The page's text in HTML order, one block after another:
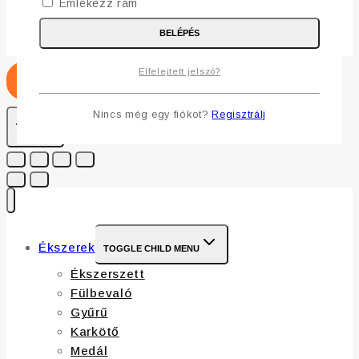
Emlékezz rám
BELÉPÉS
Elfelejtett jelszó?
Nincs még egy fiókot? Regisztrálj
Ékszerek TOGGLE CHILD MENU
Ékszerszett
Fülbevaló
Gyűrű
Karkötő
Medál